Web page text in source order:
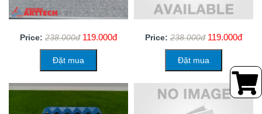
Price: 238.000đ 119.000đ
Đặt mua
Price: 238.000đ 119.000đ
Đặt mua